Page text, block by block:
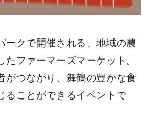
ークで開催される、地域の農
たファーマーズマーケット。
がつながり、舞鶴の豊かな食
ることができるイベントで